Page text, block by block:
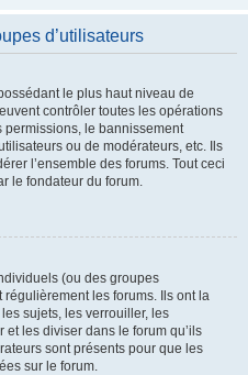
d’utilisateurs
le plus haut niveau de
contrôler toutes les opérations
permissions, le bannissement
ou de modérateurs, etc. Ils
l’ensemble des forums. Tout ceci
le fondateur du forum.
(ou des groupes
les forums. Ils ont la
sujets, les verrouiller, les
les diviser dans le forum qu’ils
sont présents pour que les
sur le forum.